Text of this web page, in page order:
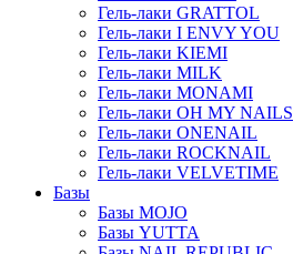
Гель-лаки GRATTOL
Гель-лаки I ENVY YOU
Гель-лаки KIEMI
Гель-лаки MILK
Гель-лаки MONAMI
Гель-лаки OH MY NAILS
Гель-лаки ONENAIL
Гель-лаки ROCKNAIL
Гель-лаки VELVETIME
Базы
Базы MOJO
Базы YUTTA